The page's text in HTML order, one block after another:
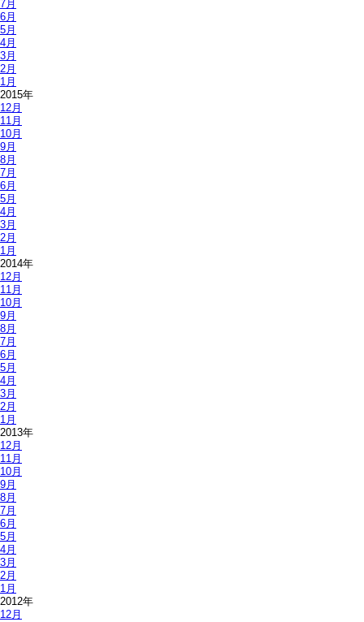
7月
6月
5月
4月
3月
2月
1月
2015年
12月
11月
10月
9月
8月
7月
6月
5月
4月
3月
2月
1月
2014年
12月
11月
10月
9月
8月
7月
6月
5月
4月
3月
2月
1月
2013年
12月
11月
10月
9月
8月
7月
6月
5月
4月
3月
2月
1月
2012年
12月